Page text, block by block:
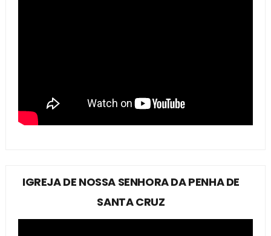
IGREJA DE NOSSA SENHORA DA PENHA DE
SANTA CRUZ